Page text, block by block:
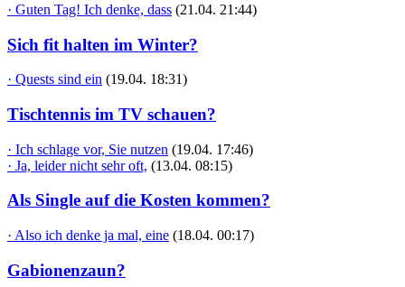
· Guten Tag! Ich denke, dass (21.04. 21:44)
Sich fit halten im Winter?
· Quests sind ein (19.04. 18:31)
Tischtennis im TV schauen?
· Ich schlage vor, Sie nutzen (19.04. 17:46)
· Ja, leider nicht sehr oft, (13.04. 08:15)
Als Single auf die Kosten kommen?
· Also ich denke ja mal, eine (18.04. 00:17)
Gabionenzaun?